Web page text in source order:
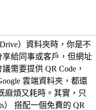
）資料夾時，你是不
給同事或客戶，但網址
需要提供 QR Code，
雲端資料夾，都還
麻煩又耗時。其實，只
） 搭配一個免費的 QR